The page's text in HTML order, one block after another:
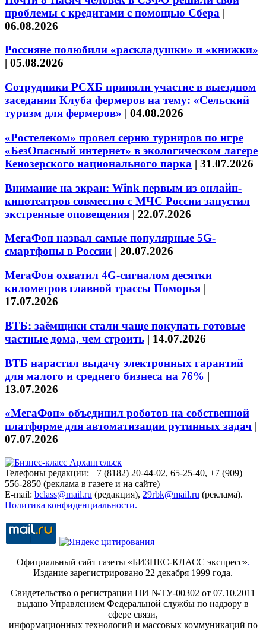
проблемы с кредитами с помощью Сбера |
06.08.2026
Россияне полюбили «раскладушки» и «книжки»
| 05.08.2026
Сотрудники РСХБ приняли участие в выездном
заседании Клуба фермеров на тему: «Сельский
туризм для фермеров» | 04.08.2026
«Ростелеком» провел серию турниров по игре
«БезОпасный интернет» в экологическом лагере
Кенозерского национального парка | 31.07.2026
Внимание на экран: Wink первым из онлайн-
кинотеатров совместно с МЧС России запустил
экстренные оповещения | 22.07.2026
МегаФон назвал самые популярные 5G-
смартфоны в России | 20.07.2026
МегаФон охватил 4G-сигналом десятки
километров главной трассы Поморья |
17.07.2026
ВТБ: заёмщики стали чаще покупать готовые
частные дома, чем строить | 14.07.2026
ВТБ нарастил выдачу электронных гарантий
для малого и среднего бизнеса на 76% |
13.07.2026
«МегаФон» объединил роботов на собственной
платформе для автоматизации рутинных задач |
07.07.2026
Телефоны редакции: +7 (8182) 20-44-02, 65-25-40, +7 (909)
556-2850 (реклама в газете и на сайте)
E-mail: bclass@mail.ru (редакция), 29rbk@mail.ru (реклама).
Политика конфиденциальности.
Официальный сайт газеты «БИЗНЕС-КЛАСС экспресс».
Издание зарегистрировано 22 декабря 1999 года.
Свидетельство о регистрации ПИ №ТУ-00302 от 07.10.2011
выдано Управлением Федеральной службы по надзору в
сфере связи,
информационных технологий и массовых коммуникаций по